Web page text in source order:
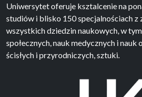
Uniwersytet oferuje ksztalcenie na
studiów i blisko 150 specjalnościach z
wszystkich dziedzin naukowych, w
społecznych, nauk medycznych i nauk
ścisłych i przyrodniczych, sztuki.